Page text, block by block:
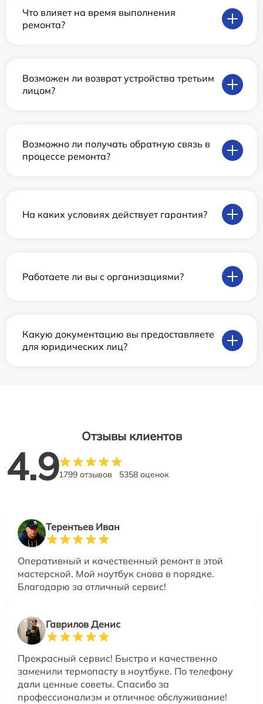
Что влияет на время выполнения
ремонта?
Возможен ли возврат устройства третьим
лицом?
Возможно ли получать обратную связь в
процессе ремонта?
На каких условиях действует гарантия?
Работаете ли вы с организациями?
Какую документацию вы предоставляете
для юридических лиц?
Отзывы клиентов
4.91799 отзывов 5358 оценок
Терентьев Иван
Оперативный и качественный ремонт в этой
мастерской. Мой ноутбук снова в порядке.
Благодарю за отличный сервис!
Гаврилов Денис
Прекрасный сервис! Быстро и качественно
заменили термопасту в ноутбуке. По телефону
дали ценные советы. Спасибо за
профессионализм и отличное обслуживание!